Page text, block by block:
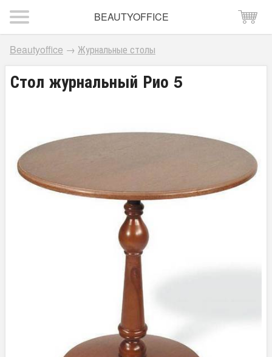
BEAUTYOFFICE
Beautyoffice → Журнальные столы
Стол журнальный Рио 5